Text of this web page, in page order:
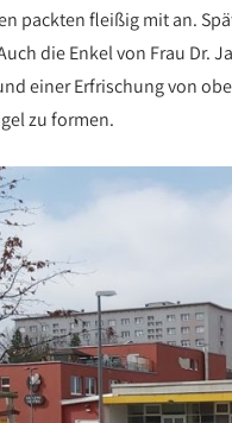
packten fleißig mit an.
die Enkel von Frau Dr.
einer Erfrischung von
zu formen.